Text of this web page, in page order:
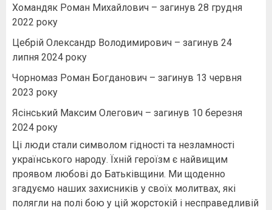
Хомандяк Роман Михайлович – загинув 28 грудня
2022 року
Цебрій Олександр Володимирович – загинув 24
липня 2024 року
Чорномаз Роман Богданович – загинув 13 червня
2023 року
Ясінський Максим Олегович – загинув 10 березня
2024 року
Ці люди стали символом гідності та незламності
українського народу. Їхній героїзм є найвищим
проявом любові до Батьківщини. Ми щоденно
згадуємо наших захисників у своїх молитвах, які
полягли на полі бою у цій жорстокій і несправедливій